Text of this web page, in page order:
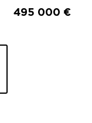
495 000 €